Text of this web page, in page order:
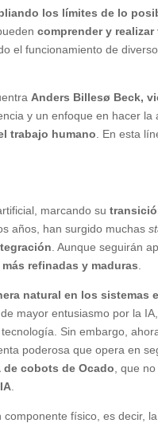
los límites de lo
comprender y
el funcionamiento de
Anders Billesø Beck,
y un enfoque en hacer
trabajo humano . En esta
marcando su
años, han surgido muchas
. Aunque seguirán
refinadas y maduras
natural en los sistemas
mayor entusiasmo por la
Sin embargo,
poderosa que opera en
cobots de Ocado , que
físico, es decir, la